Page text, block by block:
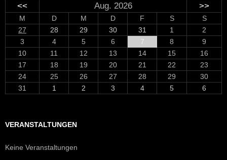
<< Aug. 2026 >>
M D M D F S
S
27
28 29 30 31 1
2
3
4 5 6 7 8
9
10
11 12 13 14 15
16
17
18 19 20 21 22
23
24
25 26 27 28 29
30
31
1 2 3 4 5 6
VERANSTALTUNGEN
Keine Veranstaltungen